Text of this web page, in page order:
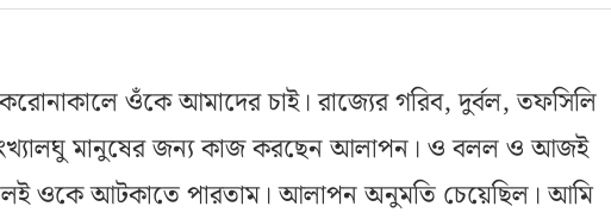
ওঁকে আমাদের চাই। রাজ্যের গরিব, দুর্বল, তফসিলি
মানুষের জন্য কাজ করছেন আলাপন। ও বলল ও আজই
ওকে আটকাতে পারতাম। আলাপন অনুমতি চেয়েছিল। আমি